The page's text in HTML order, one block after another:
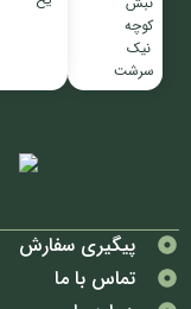
کوچه
نیک
سرشت
پیگیری سفارش
تماس با ما